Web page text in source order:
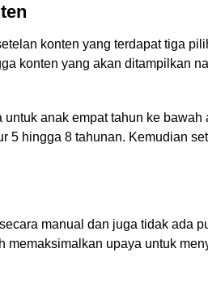
konten yang terdapat tiga
konten yang akan ditampilkan
anak empat tahun ke bawah
5 hingga 8 tahunan. Kemudian
manual dan juga tidak ada
upaya untuk